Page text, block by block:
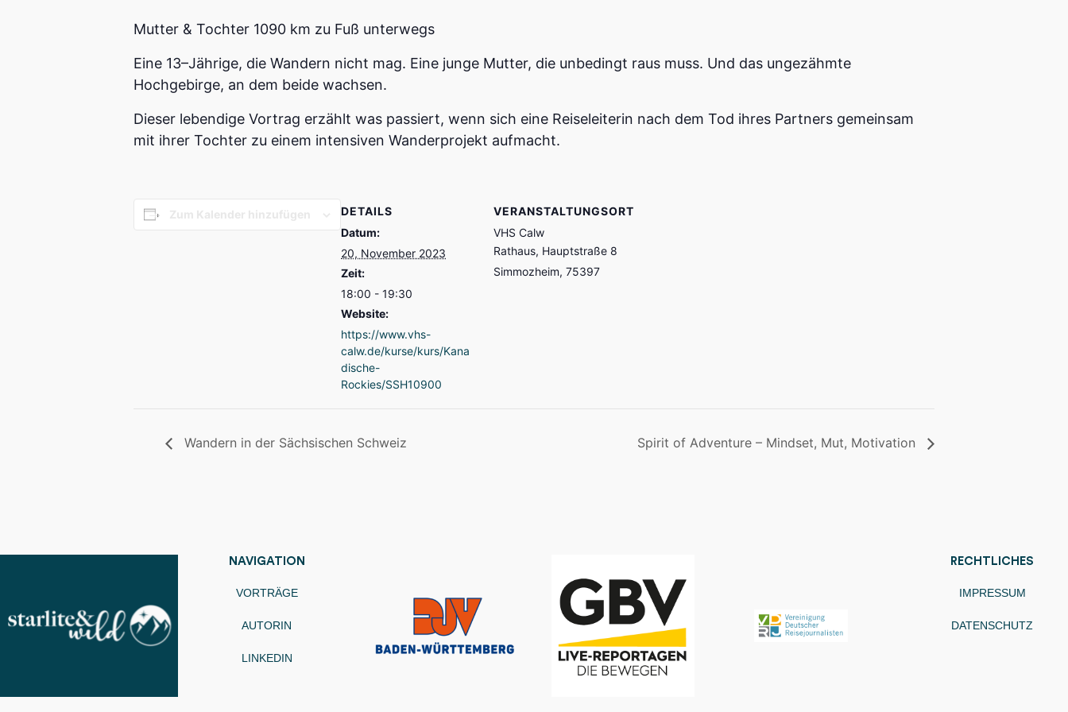
Mutter & Tochter 1090 km zu Fuß unterwegs
Eine 13–Jährige, die Wandern nicht mag. Eine junge Mutter, die unbedingt raus muss. Und das ungezähmte
Hochgebirge, an dem beide wachsen.
Dieser lebendige Vortrag erzählt was passiert, wenn sich eine Reiseleiterin nach dem Tod ihres Partners gemeinsam
mit ihrer Tochter zu einem intensiven Wanderprojekt aufmacht.
DETAILS
Datum:
20, November 2023
Zeit:
18:00 - 19:30
Website:
https://www.vhs-
calw.de/kurse/kurs/Kana
dische-
Rockies/SSH10900
VERANSTALTUNGSORT
VHS Calw
Rathaus, Hauptstraße 8
Simmozheim, 75397
Wandern in der Sächsischen Schweiz Spirit of Adventure – Mindset, Mut, Motivation
NAVIGATION
VORTRÄGE
AUTORIN
LINKEDIN
RECHTLICHES
IMPRESSUM
DATENSCHUTZ